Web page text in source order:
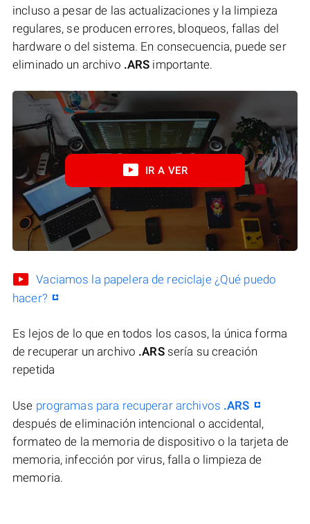
incluso a pesar de las actualizaciones y la limpieza
regulares, se producen errores, bloqueos, fallas del
hardware o del sistema. En consecuencia, puede ser
eliminado un archivo .ARS importante.
IR A VER
Vaciamos la papelera de reciclaje ¿Qué puedo
hacer?
Es lejos de lo que en todos los casos, la única forma
de recuperar un archivo .ARSsería su creación
repetida
Use programas para recuperar archivos .ARS
después de eliminación intencional o accidental,
formateo de la memoria de dispositivo o la tarjeta de
memoria, infección por virus, falla o limpieza de
memoria.